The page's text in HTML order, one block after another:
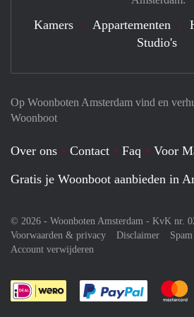
Op Woonboten Amsterdam vind en
Woonboot
Over ons Contact Faq Voor
Gratis je Woonboot aanbieden in
© 2026 - Woonboten Amsterdam - KvK nr.
Voorwaarden & privacy
Disclaimer
Account verwijderen
Je rekent
Kamers Appartementen
Studio's